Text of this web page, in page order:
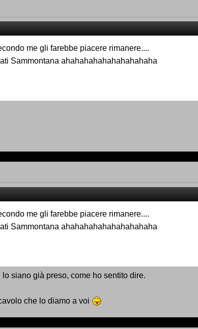
me gli farebbe piacere rimanere....
Sammontana ahahahahahahahahahaha
me gli farebbe piacere rimanere....
Sammontana ahahahahahahahahahaha
siano già preso, come ho sentito dire.
che lo diamo a voi